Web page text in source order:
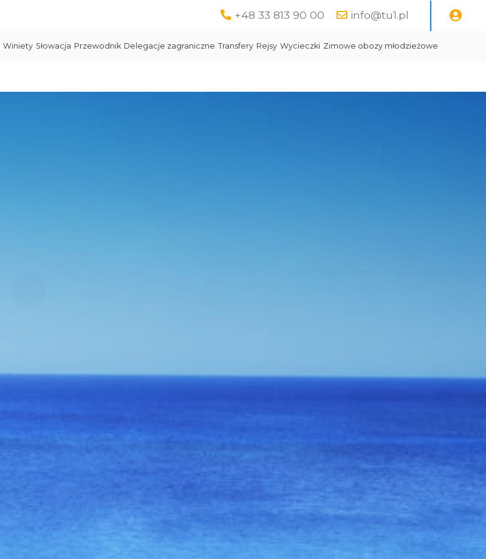
+48 33 813 90 00 info@tu1.pl
Winiety Słowacja Przewodnik Delegacje zagraniczne Transfery Rejsy Wycieczki Zimowe obozy młodzieżowe